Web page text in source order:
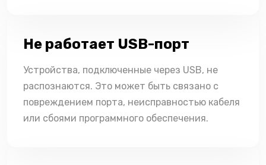
Не работает USB-порт
Устройства, подключенные через USB, не
распознаются. Это может быть связано с
повреждением порта, неисправностью кабеля
или сбоями программного обеспечения.